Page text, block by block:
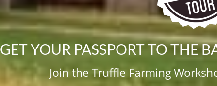
GET YOUR PASSPORT TO THE
Join the Truffle Farming